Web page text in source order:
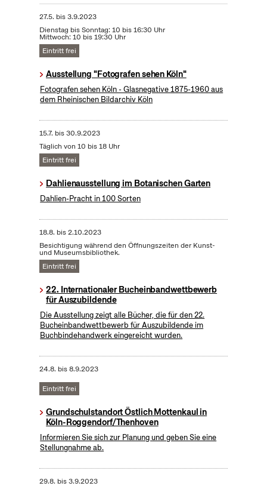
27.5. bis3.9.2023
Dienstag bis Sonntag: 10 bis 16:30 Uhr
Mittwoch: 10 bis 19:30 Uhr
Eintritt frei
Ausstellung "Fotografen sehen Köln"
Fotografen sehen Köln - Glasnegative 1875-1960 aus
dem Rheinischen Bildarchiv Köln
15.7. bis30.9.2023
Täglich von 10 bis 18 Uhr
Eintritt frei
Dahlienausstellung im Botanischen Garten
Dahlien-Pracht in 100 Sorten
18.8. bis2.10.2023
Besichtigung während den Öffnungszeiten der Kunst-
und Museumsbibliothek.
Eintritt frei
22. Internationaler Bucheinbandwettbewerb
für Auszubildende
Die Ausstellung zeigt alle Bücher, die für den 22.
Bucheinbandwettbewerb für Auszubildende im
Buchbindehandwerk eingereicht wurden.
24.8. bis8.9.2023
Eintritt frei
Grundschulstandort Östlich Mottenkaul in
Köln-Roggendorf/Thenhoven
Informieren Sie sich zur Planung und geben Sie eine
Stellungnahme ab.
29.8. bis3.9.2023